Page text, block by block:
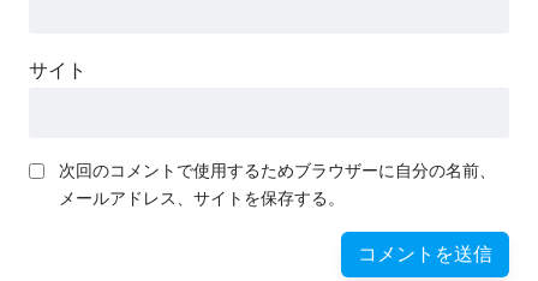
サイト
次回のコメントで使用するためブラウザーに自分の名前、
メールアドレス、サイトを保存する。